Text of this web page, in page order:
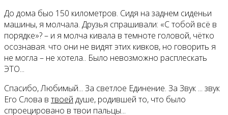
До дома быо 150 километров. Сидя на заднем сиденьи
машины, я молчала. Друзья спрашивали: «С тобой всё в
порядке»? – и я молча кивала в темноте головой, чётко
осознавая. что они не видят этих кивков, но говорить я
не могла – не хотела.. Было невозможно расплескать
ЭТО...
Спасибо, Любимый... За светлое Единение. За Звук ... звук
Его Слова в твоей душе, родившей то, что было
спроецировано в твои пальцы...